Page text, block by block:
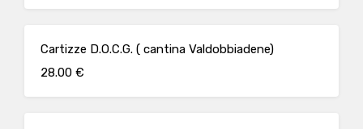
Cartizze D.O.C.G. ( cantina Valdobbiadene)
28.00 €